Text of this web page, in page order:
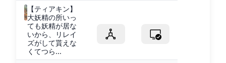
【ティアキン】
大妖精の所いっ
ても妖精が居な
いから、リレイ
ズがして貰えな
くてつら...